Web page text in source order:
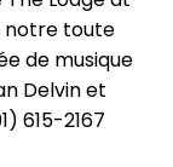
notre toute
de musique
Delvin et
615-2167